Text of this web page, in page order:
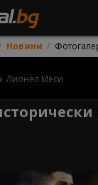
Новини
Лионел Меси